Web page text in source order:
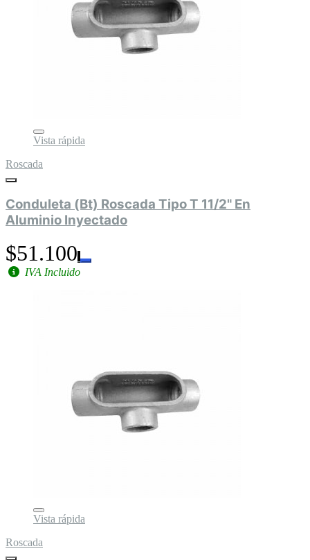
Vista rápida
Roscada
Conduleta (Bt) Roscada Tipo T 11/2" En
Aluminio Inyectado
$51.100
IVA Incluido
Vista rápida
Roscada